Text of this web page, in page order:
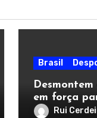
Brasil
em força
Rui